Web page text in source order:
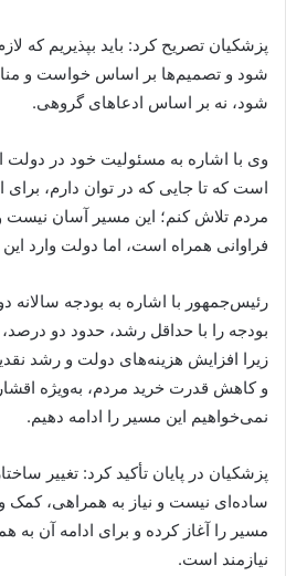
پزشکیان تصریح کرد: باید بپذیریم که
شود و تصمیم‌ها بر اساس خواست و
شود، نه بر اساس ادعاهای گروهی.
وی با اشاره به مسئولیت خود در
است که تا جایی که در توان دارم،
مردم تلاش کنم؛ این مسیر آسان نیست
فراوانی همراه است، اما دولت وارد
رئیس‌جمهور با اشاره به بودجه
بودجه را با حداقل رشد، حدود دو
زیرا افزایش هزینه‌های دولت و رشد
و کاهش قدرت خرید مردم، به‌ویژه
نمی‌خواهیم این مسیر را ادامه دهیم.
پزشکیان در پایان تأکید کرد: تغییر
ساده‌ای نیست و نیاز به همراهی، کمک
مسیر را آغاز کرده و برای ادامه آن به
نیازمند است.